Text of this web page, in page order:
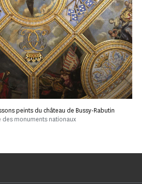
peints du château de Bussy-Rabutin
monuments nationaux